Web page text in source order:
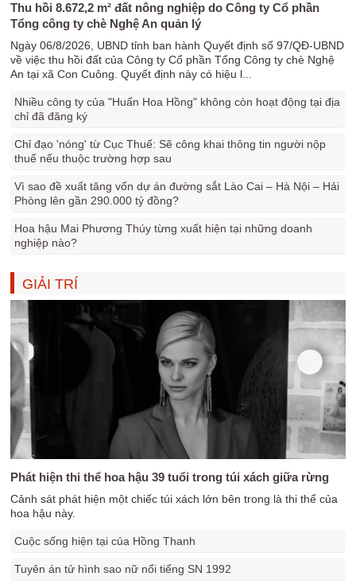
Thu hồi 8.672,2 m² đất nông nghiệp do Công ty Cổ phần
Tổng công ty chè Nghệ An quản lý
Ngày 06/8/2026, UBND tỉnh ban hành Quyết định số 97/QĐ-UBND
về việc thu hồi đất của Công ty Cổ phần Tổng Công ty chè Nghệ
An tại xã Con Cuông. Quyết định này có hiệu l...
Nhiều công ty của "Huấn Hoa Hồng" không còn hoạt động tại địa
chỉ đã đăng ký
Chỉ đạo 'nóng' từ Cục Thuế: Sẽ công khai thông tin người nộp
thuế nếu thuộc trường hợp sau
Vì sao đề xuất tăng vốn dự án đường sắt Lào Cai – Hà Nội – Hải
Phòng lên gần 290.000 tỷ đồng?
Hoa hậu Mai Phương Thúy từng xuất hiện tại những doanh
nghiệp nào?
GIẢI TRÍ
Phát hiện thi thể hoa hậu 39 tuổi trong túi xách giữa rừng
Cảnh sát phát hiện một chiếc túi xách lớn bên trong là thi thể của
hoa hậu này.
Cuộc sống hiện tại của Hồng Thanh
Tuyên án tử hình sao nữ nổi tiếng SN 1992